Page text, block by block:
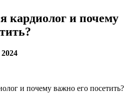
кардиолог и почему